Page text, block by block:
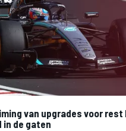
van upgrades voor rest
de gaten